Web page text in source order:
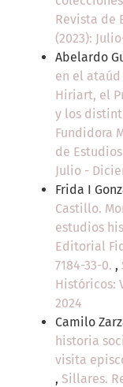
Revista de
(2023):
Abelardo
en el
Hiriart, el
y los
Fundidora
de
Julio -
Frida I
Castillo.
estudios
Editorial
7184-33-0. ,
Históricos:
2024
Camilo
historia
visita
, Sillares.